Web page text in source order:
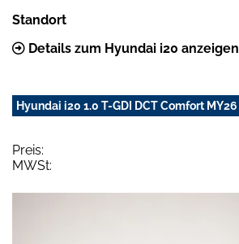
Standort
Details zum Hyundai i20 anzeigen
Hyundai i20 1.0 T-GDI DCT Comfort MY26
Preis:
MWSt: